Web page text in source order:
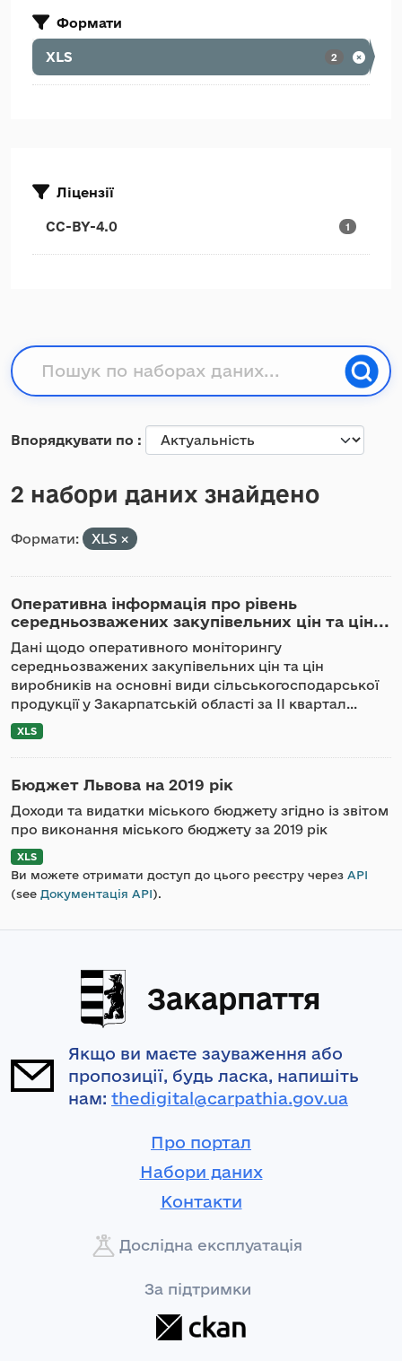
Формати
XLS 2
Ліцензії
CC-BY-4.0 1
Впорядкувати по
2 набори даних знайдено
Формати: XLS
Оперативна інформація про рівень
середньозважених закупівельних цін та цін...
Дані щодо оперативного моніторингу
середньозважених закупівельних цін та цін
виробників на основні види сільськогосподарської
продукції у Закарпатській області за ІІ квартал...
XLS
Бюджет Львова на 2019 рік
Доходи та видатки міського бюджету згідно із звітом
про виконання міського бюджету за 2019 рік
XLS
Ви можете отримати доступ до цього реєстру через API
(see Документація API).
Закарпаття
Якщо ви маєте зауваження або
пропозиції, будь ласка, напишіть
нам: thedigital@carpathia.gov.ua
Про портал
Набори даних
Контакти
Дослідна експлуатація
За підтримки